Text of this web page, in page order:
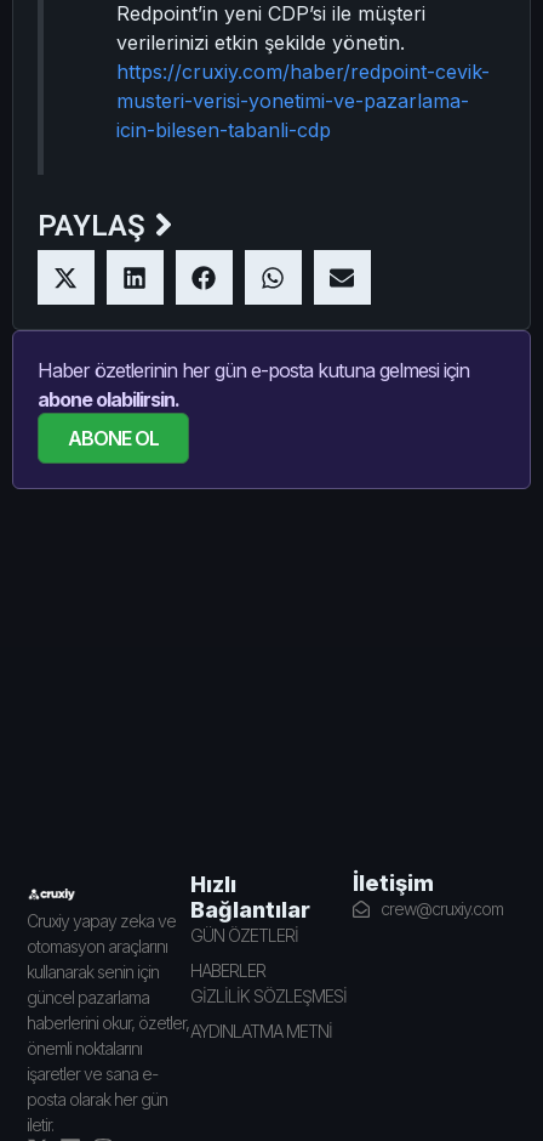
Redpoint’in yeni CDP’si ile müşteri
verilerinizi etkin şekilde yönetin.
https://cruxiy.com/haber/redpoint-cevik-
musteri-verisi-yonetimi-ve-pazarlama-
icin-bilesen-tabanli-cdp
PAYLAŞ
Haber özetlerinin her gün e-posta kutuna gelmesi için
abone olabilirsin.
ABONE OL
Cruxiy yapay zeka ve
otomasyon araçlarını
kullanarak senin için
güncel pazarlama
haberlerini okur, özetler,
önemli noktalarını
işaretler ve sana e-
posta olarak her gün
iletir.
Hızlı
Bağlantılar
GÜN ÖZETLERİ
HABERLER
GİZLİLİK SÖZLEŞMESİ
AYDINLATMA METNİ
İletişim
crew@cruxiy.com